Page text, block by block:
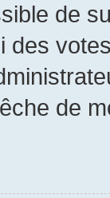
de
des
de